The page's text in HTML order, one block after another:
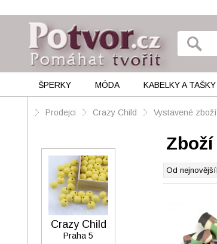
ŠPERKY MÓDA KABELKY A TAŠKY
Prodejci Crazy Child Vystavené zboží
Zboží
Crazy Child
Praha 5